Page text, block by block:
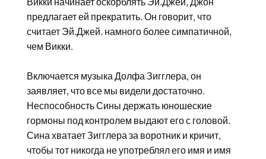
предлагает ей прекратить. Он говорит, что
считает Эй.Джей. намного более симпатичной,
чем Викки.
Включается музыка Долфа Зигглера, он
заявляет, что все мы видели достаточно.
Неспособность Сины держать юношеские
гормоны под контролем выдают его с головой.
Сина хватает Зигглера за воротник и кричит,
чтобы тот никогда не употреблял его имя и имя